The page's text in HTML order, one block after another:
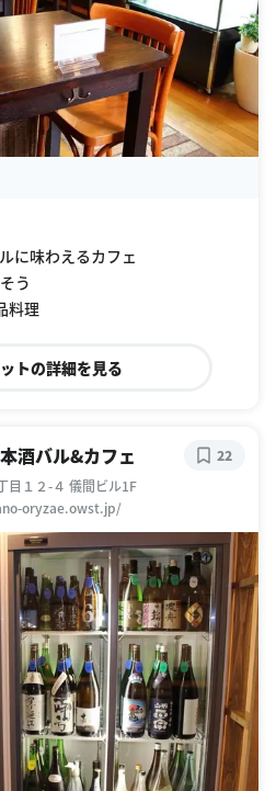
に味わえるカフェ
う
料理
トの詳細を見る
酒バル&カフェ
目１２-４ 儀間ビル1F
oryzae.owst.jp/
22